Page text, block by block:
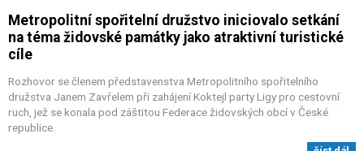
Metropolitní spořitelní družstvo iniciovalo setkání
na téma židovské památky jako atraktivní turistické
cíle
Rozhovor se členem představenstva Metropolitního spořitelního
družstva Janem Zavřelem při zahájení Koktejl party Ligy pro cestovní
ruch, jež se konala pod záštitou Federace židovských obcí v České
republice.